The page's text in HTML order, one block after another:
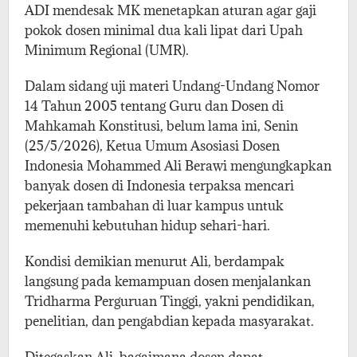
ADI mendesak MK menetapkan aturan agar gaji
pokok dosen minimal dua kali lipat dari Upah
Minimum Regional (UMR).
Dalam sidang uji materi Undang-Undang Nomor
14 Tahun 2005 tentang Guru dan Dosen di
Mahkamah Konstitusi, belum lama ini, Senin
(25/5/2026), Ketua Umum Asosiasi Dosen
Indonesia Mohammed Ali Berawi mengungkapkan
banyak dosen di Indonesia terpaksa mencari
pekerjaan tambahan di luar kampus untuk
memenuhi kebutuhan hidup sehari-hari.
Kondisi demikian menurut Ali, berdampak
langsung pada kemampuan dosen menjalankan
Tridharma Perguruan Tinggi, yakni pendidikan,
penelitian, dan pengabdian kepada masyarakat.